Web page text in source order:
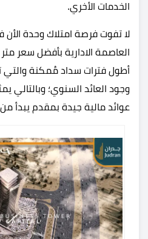
الخدمات الأخري.
لا تفوت فرصة امتلاك وحدة
العاصمة الادارية بأفضل سعر
وجود العائد السنوي؛ وبالتالي
عوائد مالية جيدة بمقدم يبدأ من 5% فقط.